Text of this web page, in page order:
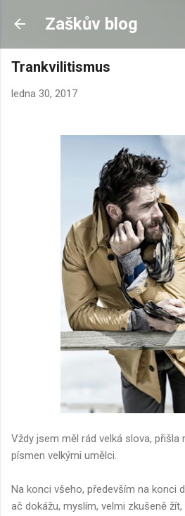
Přeskočit na hlavní
Zaškův blog
Trankvilitismus
ledna 30, 2017
Vždy jsem měl rád velká slova, přišla
písmen velkými umělci.
Na konci všeho, především na konci
ač dokážu, myslím, velmi zkušeně